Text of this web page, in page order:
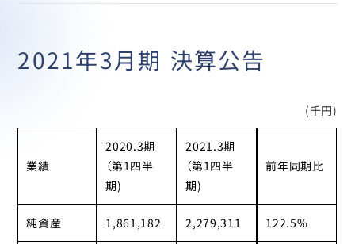
2021年3月期 決算公告
(千円)
業績
2020.3期
（第1四半
期)
2021.3期
（第1四半
期)
前年同期比
純資産 1,861,182 2,279,311 122.5%